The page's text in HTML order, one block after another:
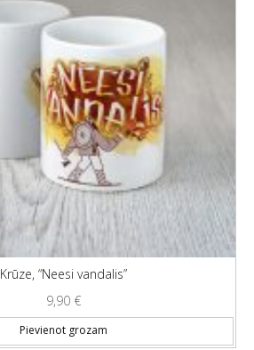
Krūze, “Neesi vandalis”
9,90 €
Pievienot grozam